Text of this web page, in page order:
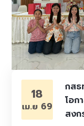
18
เม.ย 69
กสธ
โอก
สง